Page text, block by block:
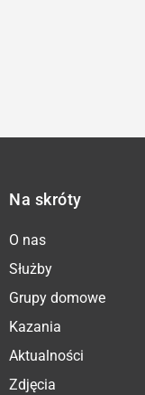
Na skróty
O nas
Służby
Grupy domowe
Kazania
Aktualności
Zdjęcia